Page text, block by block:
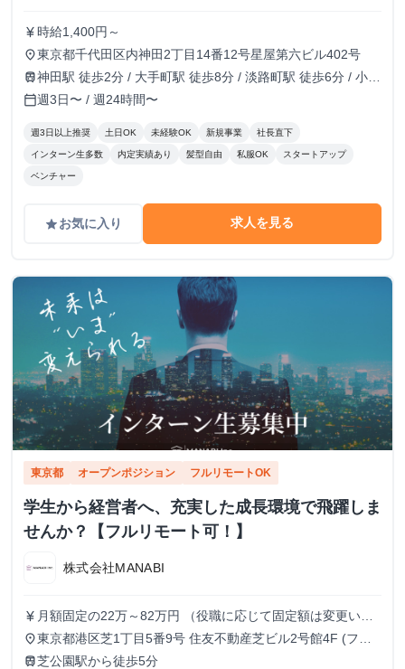
currency_yen 時給1,400円～
place東京都千代田区内神田2丁目14番12号星屋第六ビル402号
train神田駅 徒歩2分 / 大手町駅 徒歩8分 / 淡路町駅 徒歩6分 / 小川
町駅 徒歩6分
calendar_today週3日〜 / 週24時間〜
週3日以上推奨 土日OK 未経験OK 新規事業 社長直下
インターン生多数 内定実績あり 髪型自由 私服OK スタートアップ
ベンチャー
gradeお気に入り 求人を見る
東京都 オープンポジション フルリモートOK
学生から経営者へ、充実した成長環境で飛躍しま
せんか？【フルリモート可！】
株式会社MANABI
currency_yen 月額固定の22万～82万円 （役職に応じて固定額は変更いた
します）
place東京都港区芝1丁目5番9号 住友不動産芝ビル2号館4F (フル
リモート/出勤は自由です)
train芝公園駅から徒歩5分